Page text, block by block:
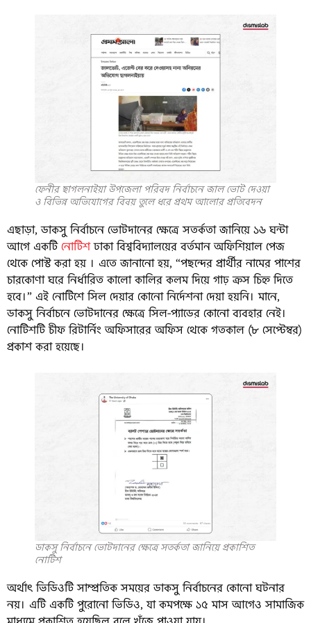
ফেনীর ছাগলনাইয়া উপজেলা পরিষদ নির্বাচনে জাল ভোট দেওয়া
ও বিভিন্ন অভিযোগের বিষয় তুলে ধরে প্রথম আলোর প্রতিবেদন
এছাড়া, ডাকসু নির্বাচনে ভোটদানের ক্ষেত্রে সতর্কতা জানিয়ে ১৬ ঘন্টা
আগে একটিনোটিশঢাকা বিশ্ববিদ্যালয়ের বর্তমান অফিশিয়াল পেজ
থেকে পোস্ট করা হয় । এতে জানানো হয়, “পছন্দের প্রার্থীর নামের পাশের
চারকোণা ঘরে নির্ধারিত কালো কালির কলম দিয়ে গাঢ় ক্রস চিহ্ন দিতে
হবে।” এই নোটিশে সিল দেয়ার কোনো নির্দেশনা দেয়া হয়নি। মানে,
ডাকসু নির্বাচনে ভোটদানের ক্ষেত্রে সিল-প্যাডের কোনো ব্যবহার নেই।
নোটিশটি চীফ রিটার্নিং অফিসারের অফিস থেকে গতকাল (৮ সেপ্টেম্বর)
প্রকাশ করা হয়েছে।
ডাকসু নির্বাচনে ভোটদানের ক্ষেত্রে সতর্কতা জানিয়ে প্রকাশিত
নোটিশ
অর্থাৎ ভিডিওটি সাম্প্রতিক সময়ের ডাকসু নির্বাচনের কোনো ঘটনার
নয়। এটি একটি পুরোনো ভিডিও, যা কমপক্ষে ১৫ মাস আগেও সামাজিক